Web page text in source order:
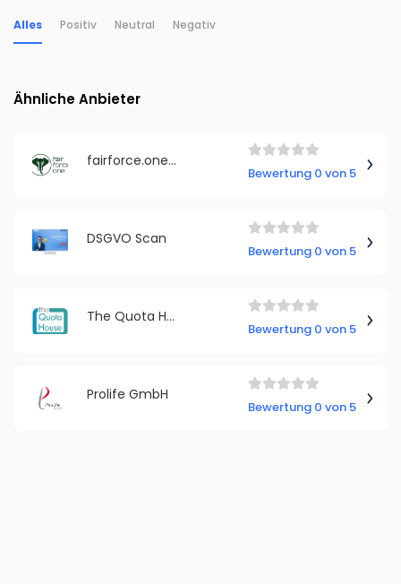
Alles Positiv Neutral Negativ
Ähnliche Anbieter
fairforce.one | faire-Regulierung
Bewertung 0 von 5
DSGVO Scan
Bewertung 0 von 5
The Quota House GmbH
Bewertung 0 von 5
Prolife GmbH
Bewertung 0 von 5